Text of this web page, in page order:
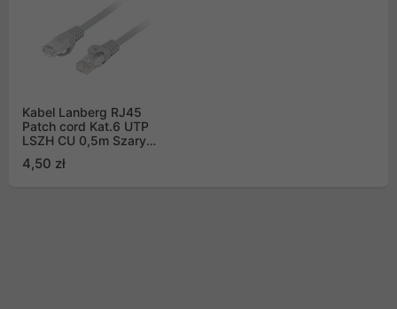
Kabel Lanberg RJ45
Patch cord Kat.6 UTP
LSZH CU 0,5m Szary
10CU-0050-S)
4,50 zł